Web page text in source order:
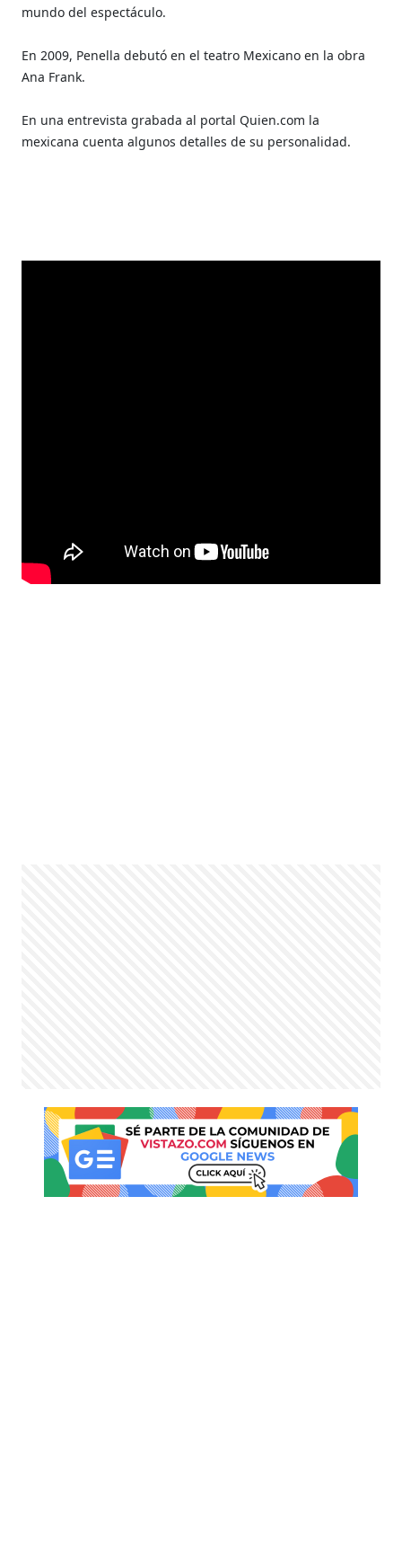
mundo del espectáculo.
En 2009, Penella debutó en el teatro Mexicano en la obra
Ana Frank.
En una entrevista grabada al portal Quien.com la
mexicana cuenta algunos detalles de su personalidad.